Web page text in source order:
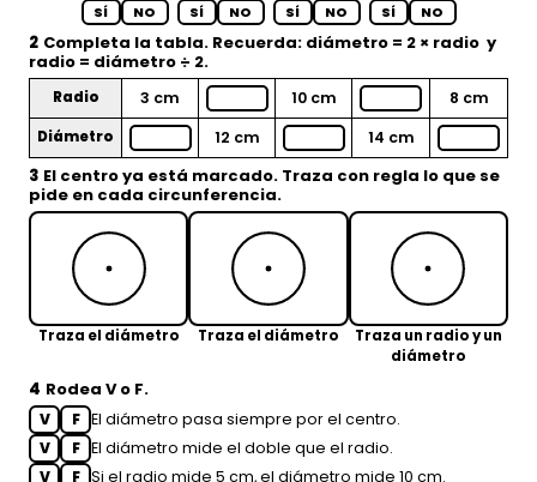
SÍ NO SÍ NO SÍ NO SÍ NO
2 Completa la tabla. Recuerda: diámetro = 2 × radio y
radio = diámetro ÷ 2.
Radio 3 cm 10 cm 8 cm
Diámetro 12 cm 14 cm
3 El centro ya está marcado. Traza con regla lo que se
pide en cada circunferencia.
Traza el diámetro Traza el diámetro
Traza un radio y un
diámetro
4 Rodea Vo F.
V F El diámetro pasa siempre por el centro.
V
F El diámetro mide el doble que el radio.
V
F Si el radio mide 5 cm, el diámetro mide 10 cm.